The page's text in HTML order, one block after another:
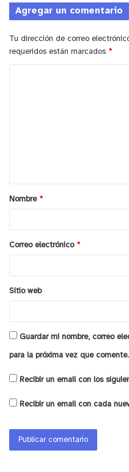
Agregar un comentario
Tu dirección de correo
requeridos están marcados *
a
r
*
Nombre *
Correo electrónico *
Sitio web
Guardar mi nombre, correo
para la próxima vez que comente.
Recibir un email con los
Recibir un email con cada